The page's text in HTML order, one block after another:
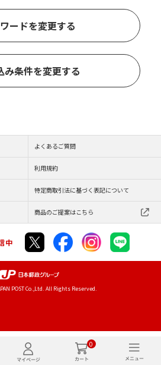
0
ードを変更する
み条件を変更する
よくあるご質問
利用規約
特定商取引法に基づく表記について
商品のご提案はこちら
中
POST Co.,Ltd. All Rights Reserved.